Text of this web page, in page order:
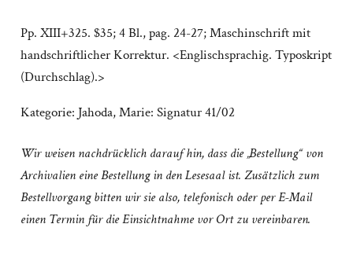
Pp. XIII+325. $35; 4 Bl., pag. 24-27; Maschinschrift mit
handschriftlicher Korrektur. <Englischsprachig. Typoskript
(Durchschlag).>
Kategorie: Jahoda, Marie: Signatur 41/02
Wir weisen nachdrücklich darauf hin, dass die „Bestellung“ von
Archivalien eine Bestellung in den Lesesaal ist. Zusätzlich zum
Bestellvorgang bitten wir sie also, telefonisch oder per E-Mail
einen Termin für die Einsichtnahme vor Ort zu vereinbaren.